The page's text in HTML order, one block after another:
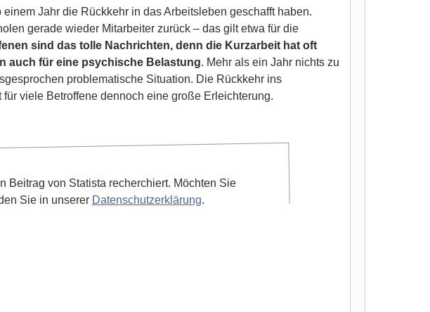
Jahr die Rückkehr in das Arbeitsleben geschafft haben.
gerade wieder Mitarbeiter zurück – das gilt etwa für die
sind das tolle Nachrichten, denn die Kurzarbeit hat oft
auch für eine psychische Belastung. Mehr als ein Jahr nichts zu
problematische Situation. Die Rückkehr ins
viele Betroffene dennoch eine große Erleichterung.
Beitrag von Statista recherchiert. Möchten Sie
Sie in unserer Datenschutzerklärung.